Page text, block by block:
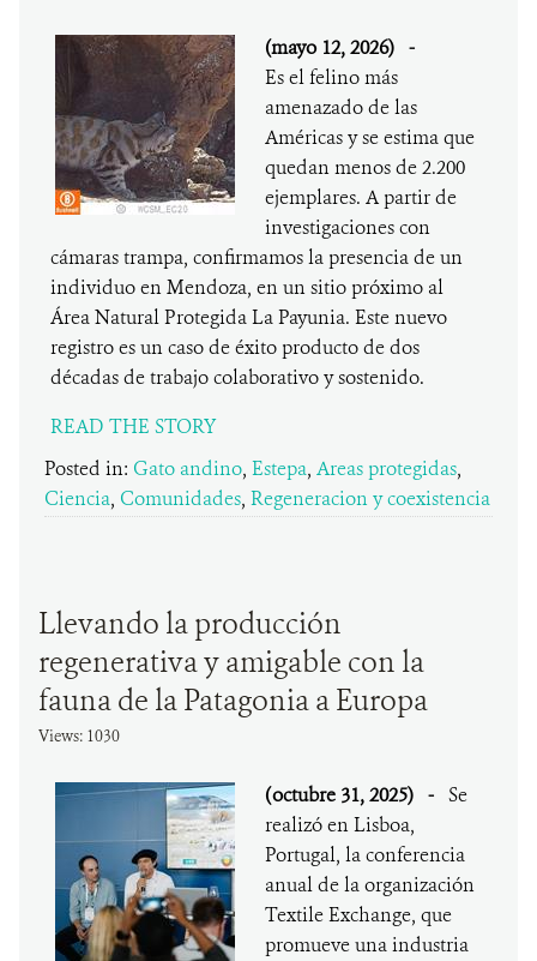
(mayo 12, 2026) -
Es el felino más
amenazado de las
Américas y se estima que
quedan menos de 2.200
ejemplares. A partir de
investigaciones con
cámaras trampa, confirmamos la presencia de un
individuo en Mendoza, en un sitio próximo al
Área Natural Protegida La Payunia. Este nuevo
registro es un caso de éxito producto de dos
décadas de trabajo colaborativo y sostenido.
READ THE STORY
Posted in: Gato andino, Estepa, Areas protegidas,
Ciencia, Comunidades, Regeneracion y coexistencia
Llevando la producción
regenerativa y amigable con la
fauna de la Patagonia a Europa
Views: 1030
(octubre 31, 2025) - Se
realizó en Lisboa,
Portugal, la conferencia
anual de la organización
Textile Exchange, que
promueve una industria